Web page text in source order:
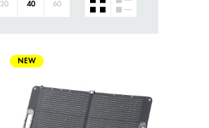
20 40 60
NEW